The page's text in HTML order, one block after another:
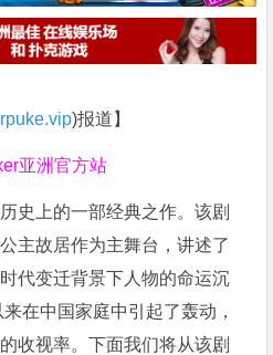
)报道】
亚洲官方站
史上的一部经典之作。该剧
主故居作为主舞台，讲述了
代变迁背景下人物的命运沉
在中国家庭中引起了轰动，
收视率。下面我们将从该剧